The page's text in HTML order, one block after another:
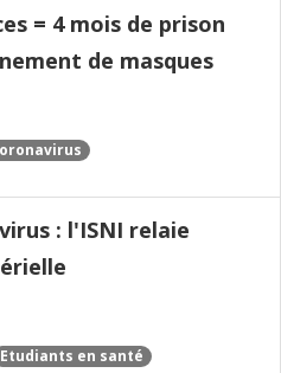
= 4 mois de prison
de masques
: l'ISNI relaie
Etudiants en santé